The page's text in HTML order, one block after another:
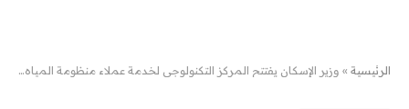
الرئيسية » وزير الإسكان يفتتح المركز التكنولوجى لخدمة عملاء منظومة المياه بالنوبارية الجديدة